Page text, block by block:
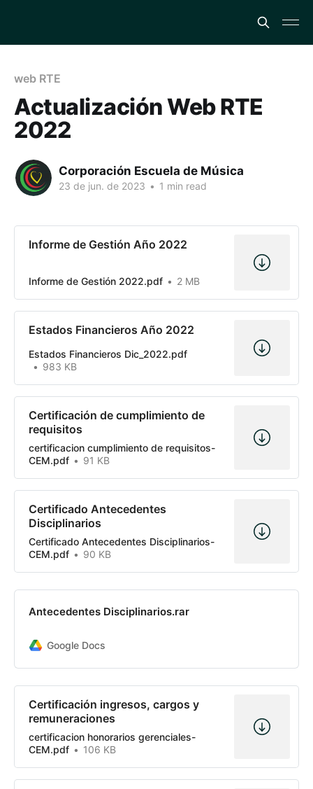
web RTE
Actualización Web RTE
2022
Corporación Escuela de Música
23 de jun. de 2023 • 1 min read
Informe de Gestión Año 2022
Informe de Gestión 2022.pdf 2 MB
Estados Financieros Año 2022
Estados Financieros Dic_2022.pdf
983 KB
Certificación de cumplimiento de
requisitos
certificacion cumplimiento de requisitos-
CEM.pdf
91 KB
Certificado Antecedentes
Disciplinarios
Certificado Antecedentes Disciplinarios-
CEM.pdf
90 KB
Antecedentes Disciplinarios.rar
Google Docs
Certificación ingresos, cargos y
remuneraciones
certificacion honorarios gerenciales-
CEM.pdf
106 KB